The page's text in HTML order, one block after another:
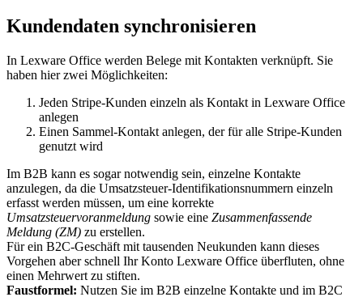
Kundendaten synchronisieren
In Lexware Office werden Belege mit Kontakten verknüpft. Sie
haben hier zwei Möglichkeiten:
Jeden Stripe-Kunden einzeln als Kontakt in Lexware Office
anlegen
Einen Sammel-Kontakt anlegen, der für alle Stripe-Kunden
genutzt wird
Im B2B kann es sogar notwendig sein, einzelne Kontakte
anzulegen, da die Umsatzsteuer-Identifikationsnummern einzeln
erfasst werden müssen, um eine korrekte
Umsatzsteuervoranmeldung sowie eine Zusammenfassende
Meldung (ZM) zu erstellen.
Für ein B2C-Geschäft mit tausenden Neukunden kann dieses
Vorgehen aber schnell Ihr Konto Lexware Office überfluten, ohne
einen Mehrwert zu stiften.
Faustformel: Nutzen Sie im B2B einzelne Kontakte und im B2C